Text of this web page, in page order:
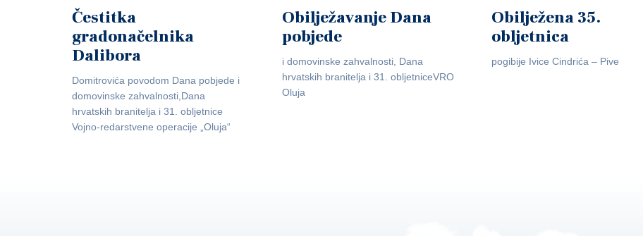
Čestitka
gradonačelnika
Dalibora
Domitrovića povodom Dana pobjede i
domovinske zahvalnosti,Dana
hrvatskih branitelja i 31. obljetnice
Vojno-redarstvene operacije „Oluja“
Obilježavanje Dana
pobjede
i domovinske zahvalnosti, Dana
hrvatskih branitelja i 31. obljetniceVRO
Oluja
Obilježena 35.
obljetnica
pogibije Ivice Cindrića – Pive